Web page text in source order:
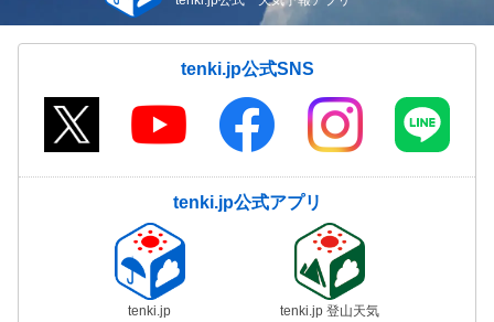
tenki.jp公式SNS
tenki.jp公式アプリ
tenki.jp tenki.jp 登山天気